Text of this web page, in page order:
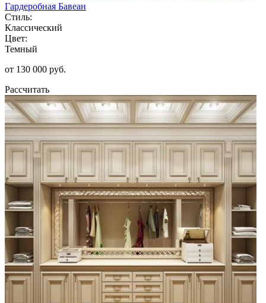
Гардеробная Бавеан
Стиль:
Классический
Цвет:
Темный
от 130 000 руб.
Рассчитать